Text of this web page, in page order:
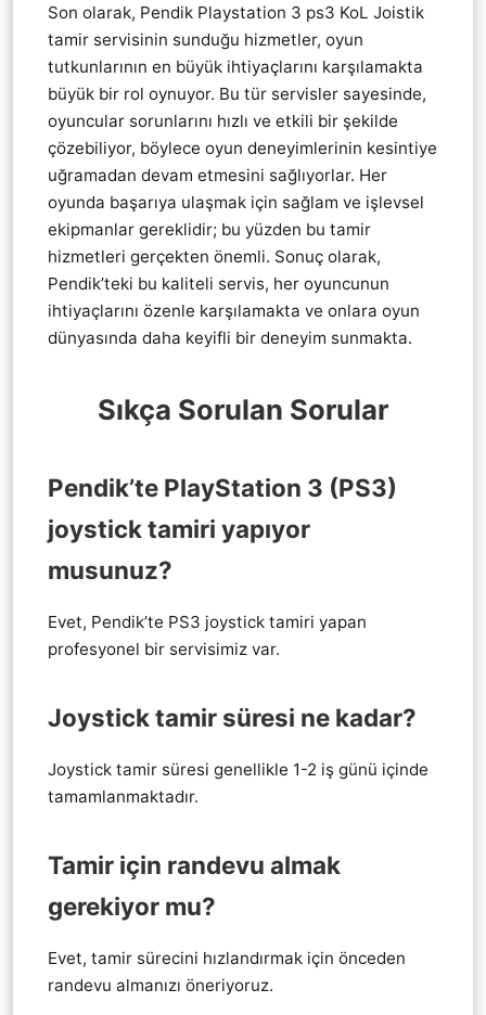
Son olarak, Pendik Playstation 3 ps3 KoL Joistik
tamir servisinin sunduğu hizmetler, oyun
tutkunlarının en büyük ihtiyaçlarını karşılamakta
büyük bir rol oynuyor. Bu tür servisler sayesinde,
oyuncular sorunlarını hızlı ve etkili bir şekilde
çözebiliyor, böylece oyun deneyimlerinin kesintiye
uğramadan devam etmesini sağlıyorlar. Her
oyunda başarıya ulaşmak için sağlam ve işlevsel
ekipmanlar gereklidir; bu yüzden bu tamir
hizmetleri gerçekten önemli. Sonuç olarak,
Pendik’teki bu kaliteli servis, her oyuncunun
ihtiyaçlarını özenle karşılamakta ve onlara oyun
dünyasında daha keyifli bir deneyim sunmakta.
Sıkça Sorulan Sorular
Pendik’te PlayStation 3 (PS3)
joystick tamiri yapıyor
musunuz?
Evet, Pendik’te PS3 joystick tamiri yapan
profesyonel bir servisimiz var.
Joystick tamir süresi ne kadar?
Joystick tamir süresi genellikle 1-2 iş günü içinde
tamamlanmaktadır.
Tamir için randevu almak
gerekiyor mu?
Evet, tamir sürecini hızlandırmak için önceden
randevu almanızı öneriyoruz.